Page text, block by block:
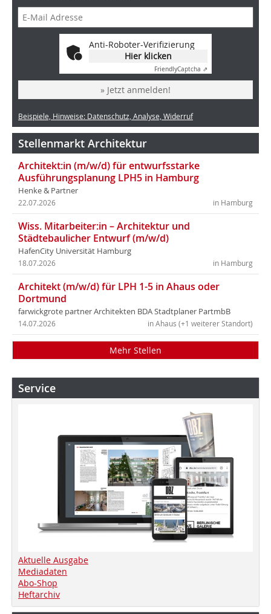
Anti-Roboter-Verifizierung
Hier klicken
FriendlyCaptcha ⇗
» Jetzt anmelden!
Beispiele, Hinweise: Datenschutz, Analyse, Widerruf
Stellenmarkt Architektur
Architekt:in (m/w/d) für entwurfsstarke
Ausführungsplanung LPH5 in Hamburg
Henke & Partner
in Hamburg
22.07.2026
Wiss. Mitarbeiter:in – Architektur und
Städtebaulicher Entwurf (m/w/d)
HafenCity Universität Hamburg
in Hamburg
18.07.2026
Architekt (m/w/d) für LPH 1-5 in Ahaus oder
Dortmund
farwickgrote partner Architekten BDA Stadtplaner PartmbB
in Ahaus (+1 weiterer Standort)
14.07.2026
Mehr Stellen
Service
Aktuelle Ausgabe
Mediadaten
Abo-Shop
Heftarchiv